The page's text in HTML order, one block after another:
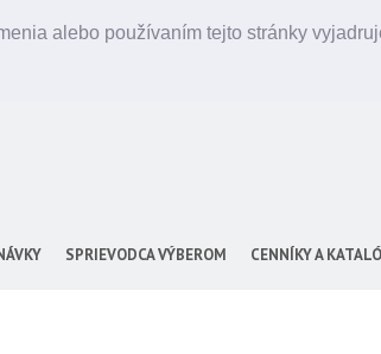
alebo používaním tejto stránky
SPRIEVODCA VÝBEROM CENNÍKY A